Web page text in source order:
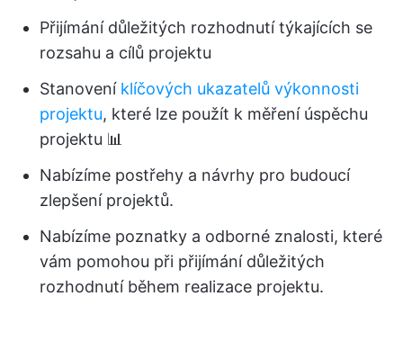
Přijímání důležitých rozhodnutí týkajících se
rozsahu a cílů projektu
Stanovení klíčových ukazatelů výkonnosti
projektu, které lze použít k měření úspěchu
projektu 📊
Nabízíme postřehy a návrhy pro budoucí
zlepšení projektů.
Nabízíme poznatky a odborné znalosti, které
vám pomohou při přijímání důležitých
rozhodnutí během realizace projektu.